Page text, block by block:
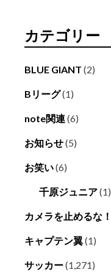
カテゴリー
BLUE GIANT (2)
Bリーグ(1)
note関連(6)
お知らせ(5)
お笑い(6)
千原ジュニア(1)
カメラを止めるな！
キャプテン翼(1)
サッカー(1,271)